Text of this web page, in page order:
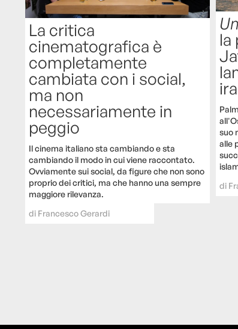
La critica
cinematografica è
completamente
cambiata con i social,
ma non
necessariamente in
peggio
Il cinema italiano sta cambiando e sta
cambiando il modo in cui viene raccontato.
Ovviamente sui social, da figure che non sono
proprio dei critici, ma che hanno una sempre
maggiore rilevanza.
di Francesco Gerardi
la
suo
alle
di